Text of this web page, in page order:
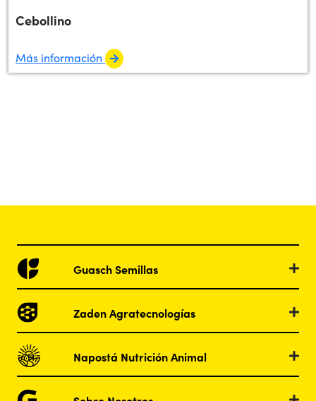
Cebollino
Más información
Guasch Semillas
Zaden Agratecnologías
Napostá Nutrición Animal